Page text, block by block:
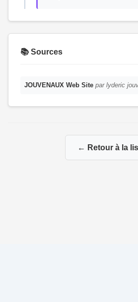
📚 Sources
JOUVENAUX Web Site par lyderic
← Retour à la